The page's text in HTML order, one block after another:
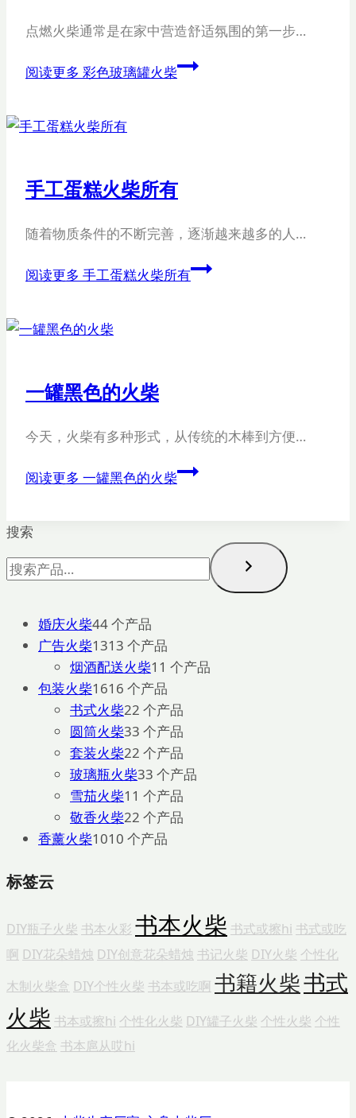
点燃火柴通常是在家中营造舒适氛围的第一步…
阅读更多 彩色玻璃罐火柴
手工蛋糕火柴所有
随着物质条件的不断完善，逐渐越来越多的人…
阅读更多 手工蛋糕火柴所有
一罐黑色的火柴
今天，火柴有多种形式，从传统的木棒到方便…
阅读更多 一罐黑色的火柴
搜索
婚庆火柴44 个产品
广告火柴1313 个产品
烟酒配送火柴1 1 个产品
包装火柴1616 个产品
书式火柴22 个产品
圆筒火柴33 个产品
套装火柴22 个产品
玻璃瓶火柴33 个产品
雪茄火柴1 1 个产品
敬香火柴22 个产品
香薰火柴1010 个产品
标签云
DIY瓶子火柴 书本火彩 书本火柴 书式或擦hi 书式或吃
啊 DIY花朵蜡烛 DIY创意花朵蜡烛 书记火柴 DIY火柴 个性化
木制火柴盒 DIY个性火柴 书本或吃啊 书籍火柴书式
火柴 书本或擦hi 个性化火柴 DIY罐子火柴 个性火柴 个性
化火柴盒 书本扈从哎hi